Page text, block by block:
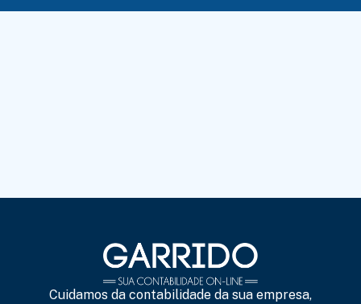
Cuidamos da contabilidade da sua empresa,